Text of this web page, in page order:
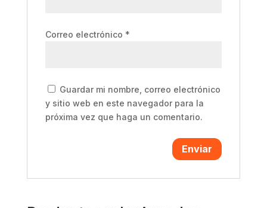
Correo electrónico *
Guardar mi nombre, correo electrónico
y sitio web en este navegador para la
próxima vez que haga un comentario.